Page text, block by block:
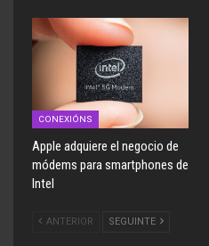
CONEXIÓNS
Apple adquiere el negocio de
módems para smartphones de
Intel
ANTERIOR SEGUINTE